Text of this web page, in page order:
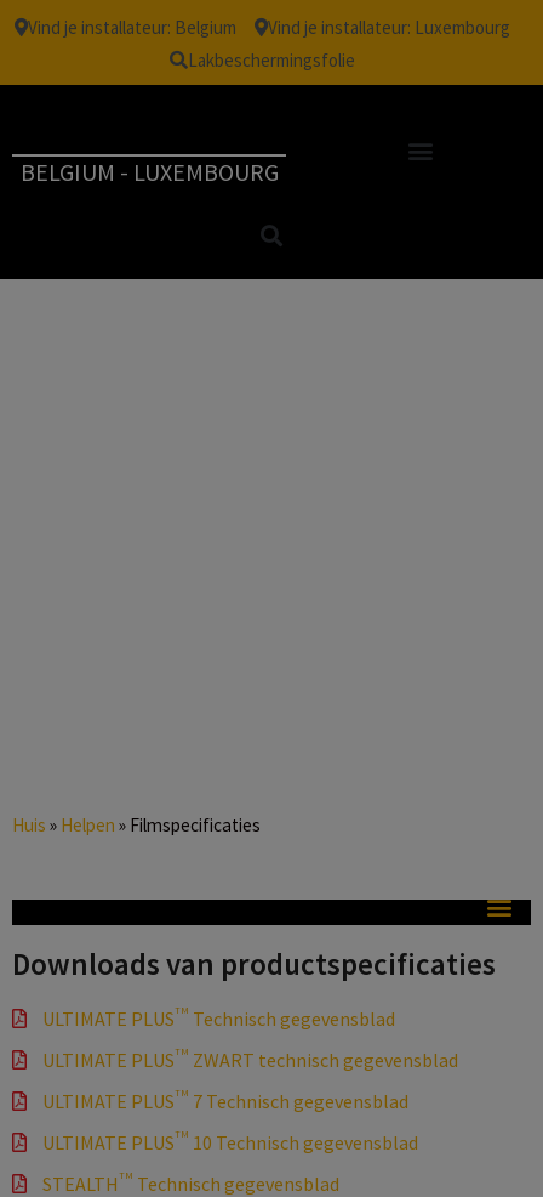
Vind je installateur: Belgium
Vind je installateur: Luxembourg
Lakbeschermingsfolie
BELGIUM - LUXEMBOURG
Huis » Helpen » Filmspecificaties
Downloads van productspecificaties
ULTIMATE PLUSTM Technisch gegevensblad
ULTIMATE PLUSTM ZWART technisch gegevensblad
ULTIMATE PLUSTM 7 Technisch gegevensblad
ULTIMATE PLUSTM 10 Technisch gegevensblad
STEALTH TM Technisch gegevensblad